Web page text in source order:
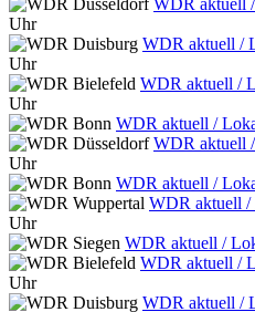
Uhr
WDR aktuell /
Uhr
WDR aktuell /
Uhr
WDR aktuell /
WDR aktuell
Uhr
WDR aktuell /
WDR aktuell /
Uhr
WDR aktuell /
WDR aktuell /
Uhr
WDR aktuell /